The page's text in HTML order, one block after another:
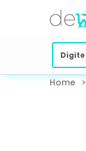
Home >